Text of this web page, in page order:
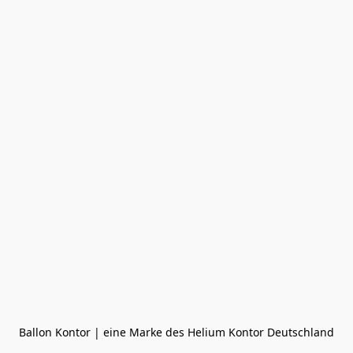
Ballon Kontor | eine Marke des Helium Kontor Deutschland